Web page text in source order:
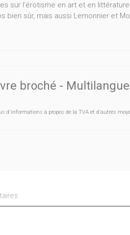
sur l’érotisme en art et en
bien sûr, mais aussi Lemonnier et
broché - Multilangue
d'informations à propos de la TVA et d'autres